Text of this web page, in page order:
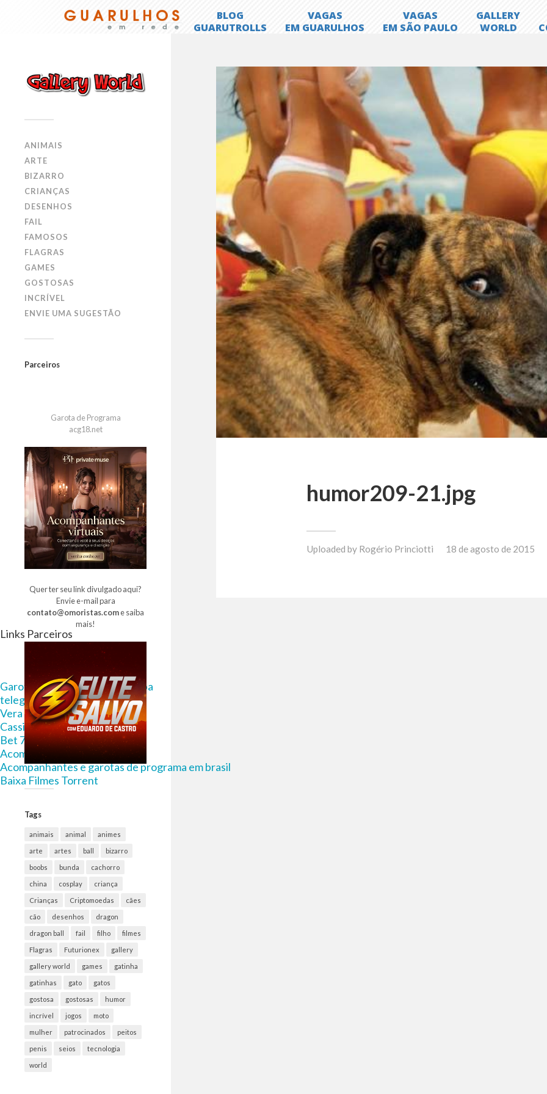
ANIMAIS
ARTE
BIZARRO
CRIANÇAS
DESENHOS
FAIL
FAMOSOS
FLAGRAS
GAMES
GOSTOSAS
INCRÍVEL
ENVIE UMA SUGESTÃO
Parceiros
Garota de Programa
acg18.net
Quer ter seu link divulgado aqui?
Envie e-mail para
contato@omoristas.come saiba
mais!
Tags
animais animal animes
arte artes ball bizarro
boobs bunda cachorro
china cosplay criança
Crianças Criptomoedas cães
cão desenhos dragon
dragon ball fail filho filmes
Flagras Futurionex gallery
gallery world games gatinha
gatinhas gato gatos
gostosa gostosas humor
incrível jogos moto
mulher patrocinados peitos
penis seios tecnologia
world
humor209-21.jpg
Uploaded by Rogério Princiotti 18 de agosto de 2015
Links Parceiros
Garota de Programa em Curitiba
telegram 18
Vera bet
CassinoPix
Bet 7k
Acompanhantes Fortaleza
Acompanhantes e garotas de programa em brasil
Baixa Filmes Torrent